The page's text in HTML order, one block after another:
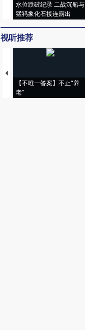
水位跌破纪录 二战沉船与
猛犸象化石接连露出
视听推荐
【不唯一答案】不止“养
老”